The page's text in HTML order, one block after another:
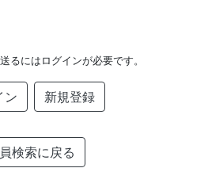
るにはログインが必要です。
ン 新規登録
検索に戻る